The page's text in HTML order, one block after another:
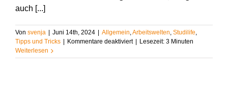
auch [...]
Von svenja Juni 14th, 2024 Allgemein,Arbeitswelten, Studilife,
Tipps und Tricks
Kommentare deaktiviertfür
was
Lesezeit: 3 Minuten
Weiterlesen